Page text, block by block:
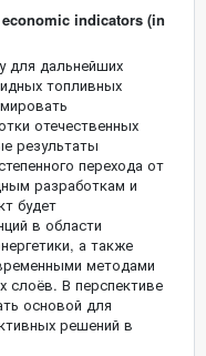
indicators (in
для дальнейших
топливных
отечественных
результаты
перехода от
разработкам и
будет
в области
а также
методами
слоёв. В перспективе
основой для
решений в